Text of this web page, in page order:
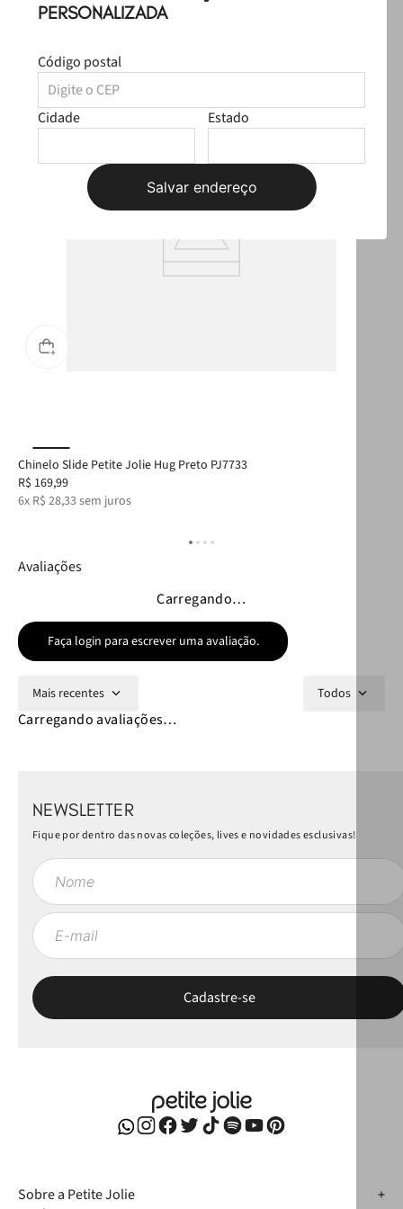
PERSONALIZADA
Código postal
Cidade Estado
Salvar endereço
R$ 399,97
Produtos Sugeridos
Chinelo Slide Petite Jolie Hug Preto PJ7733
R$ 169,99
6x R$ 28,33sem juros
Avaliações
Carregando…
Faça login para escrever uma avaliação.
Mais recentes Todos
Carregando avaliações…
NEWSLETTER
Fique por dentro das novas coleções, lives e novidades esclusivas!
Sobre a Petite Jolie